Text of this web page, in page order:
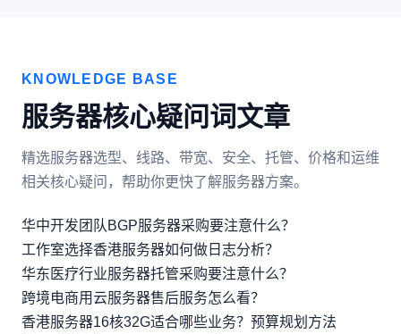
KNOWLEDGE BASE
服务器核心疑问词文章
精选服务器选型、线路、带宽、安全、托管、价格和运维
相关核心疑问，帮助你更快了解服务器方案。
华中开发团队BGP服务器采购要注意什么？
工作室选择香港服务器如何做日志分析？
华东医疗行业服务器托管采购要注意什么？
跨境电商用云服务器售后服务怎么看？
香港服务器16核32G适合哪些业务？预算规划方法